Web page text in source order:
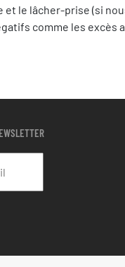
le lâcher-prise (si
comme les excès